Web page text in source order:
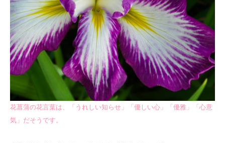
花菖蒲の花言葉は、「うれしい知らせ」「優しい心」「優雅」「心意
気」だそうです。